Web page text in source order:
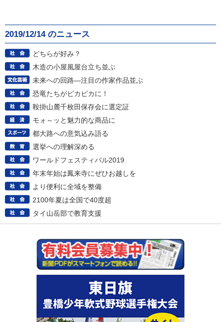
2019/12/14 のニュース
どちらが好み？
木造の小屋風屋台立ち並ぶ
未来への回路―注目の作家作品並ぶ
恐竜たちがピカピカに！
鞍掛山麓千枚田保存会に選定証
モォ～ッと魅力的な商品に
都大路への意気込み語る
選挙への理解深める
ワールドフェスティバル2019
年末年始は鳳来寺にぜひお越しを
より便利に全域を整備
2100年夏は全国で40度超
タイ山岳部で教育支援